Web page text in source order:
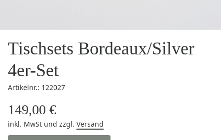
Tischsets Bordeaux/Silver
4er-Set
Artikelnr.: 122027
149,00 €
inkl. MwSt und zzgl. Versand